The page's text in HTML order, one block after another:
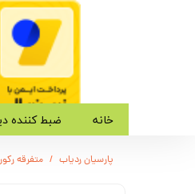
خانه ضبط کننده
پارسیان ردیاب متفرقه